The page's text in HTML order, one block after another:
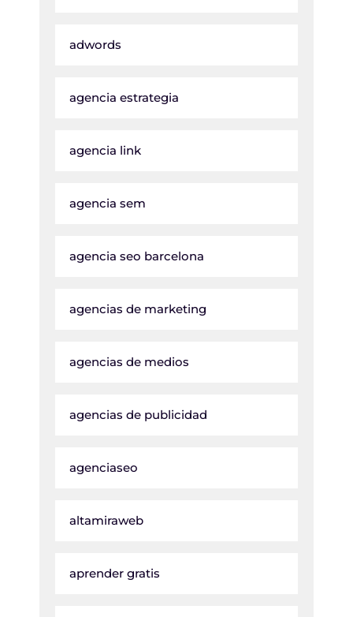
adwords
agencia estrategia
agencia link
agencia sem
agencia seo barcelona
agencias de marketing
agencias de medios
agencias de publicidad
agenciaseo
altamiraweb
aprender gratis